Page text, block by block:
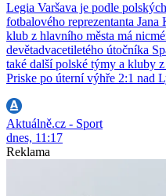
Legia Varšava je podle
fotbalového reprezentanta
klub z hlavního města má
devětadvacetiletého útočníka
také další polské týmy a kluby
Priske po úterní výhře 2:1 nad
Aktuálně.cz - Sport
dnes, 11:17
Reklama